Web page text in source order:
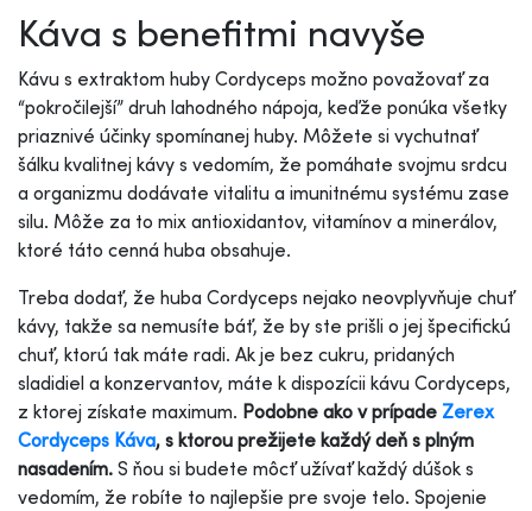
Káva s benefitmi navyše
Kávu s extraktom huby Cordyceps možno považovať za
“pokročilejší” druh lahodného nápoja, keďže ponúka všetky
priaznivé účinky spomínanej huby. Môžete si vychutnať
šálku kvalitnej kávy s vedomím, že pomáhate svojmu srdcu
a organizmu dodávate vitalitu a imunitnému systému zase
silu. Môže za to mix antioxidantov, vitamínov a minerálov,
ktoré táto cenná huba obsahuje.
Treba dodať, že huba Cordyceps nejako neovplyvňuje chuť
kávy, takže sa nemusíte báť, že by ste prišli o jej špecifickú
chuť, ktorú tak máte radi. Ak je bez cukru, pridaných
sladidiel a konzervantov, máte k dispozícii kávu Cordyceps,
z ktorej získate maximum. Podobne ako v prípade Zerex
Cordyceps Káva, s ktorou prežijete každý deň s plným
nasadením. S ňou si budete môcť užívať každý dúšok s
vedomím, že robíte to najlepšie pre svoje telo. Spojenie